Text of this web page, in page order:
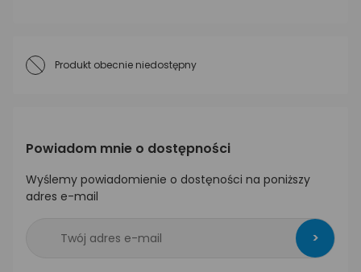
Produkt obecnie niedostępny
Powiadom mnie o dostępności
Wyślemy powiadomienie o dostęności na poniższy
adres e-mail
>